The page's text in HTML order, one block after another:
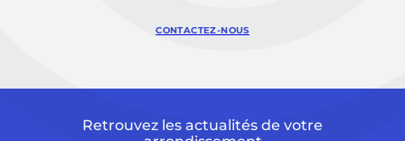
CONTACTEZ-NOUS
Retrouvez les actualités de votre